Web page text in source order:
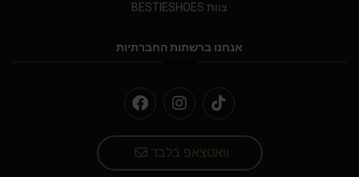
צוות BESTIESHOES
אנחנו ברשתות החברתיות
וואטצאפ בלבד